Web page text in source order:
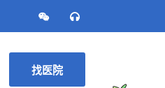
找医院